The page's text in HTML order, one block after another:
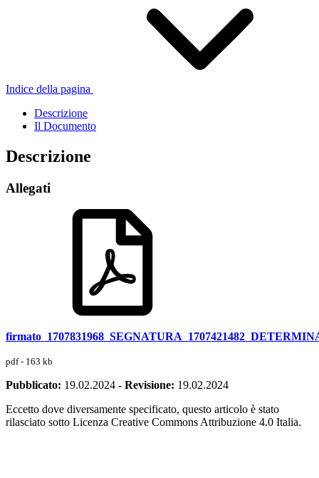
Indice della pagina
Descrizione
Il Documento
Descrizione
Allegati
pdf - 163 kb
Pubblicato: 19.02.2024 - Revisione: 19.02.2024
Eccetto dove diversamente specificato, questo articolo è stato
rilasciato sotto Licenza Creative Commons Attribuzione 4.0 Italia.